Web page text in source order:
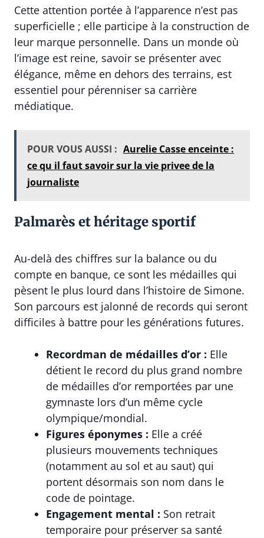
Cette attention portée à l’apparence n’est pas
superficielle ; elle participe à la construction de
leur marque personnelle. Dans un monde où
l’image est reine, savoir se présenter avec
élégance, même en dehors des terrains, est
essentiel pour pérenniser sa carrière
médiatique.
POUR VOUS AUSSI : Aurelie Casse enceinte :
ce qu il faut savoir sur la vie privee de la
journaliste
Palmarès et héritage sportif
Au-delà des chiffres sur la balance ou du
compte en banque, ce sont les médailles qui
pèsent le plus lourd dans l’histoire de Simone.
Son parcours est jalonné de records qui seront
difficiles à battre pour les générations futures.
Recordman de médailles d’or : Elle
détient le record du plus grand nombre
de médailles d’or remportées par une
gymnaste lors d’un même cycle
olympique/mondial.
Figures éponymes : Elle a créé
plusieurs mouvements techniques
(notamment au sol et au saut) qui
portent désormais son nom dans le
code de pointage.
Engagement mental : Son retrait
temporaire pour préserver sa santé